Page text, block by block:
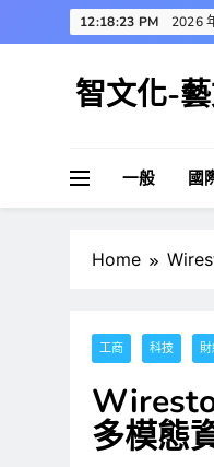
to
12:18:24 PM 2026
智文化-
一般 國
Home
工商 科技 財
多模態